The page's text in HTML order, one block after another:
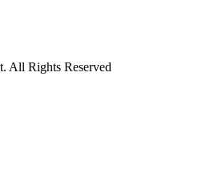
All Rights Reserved